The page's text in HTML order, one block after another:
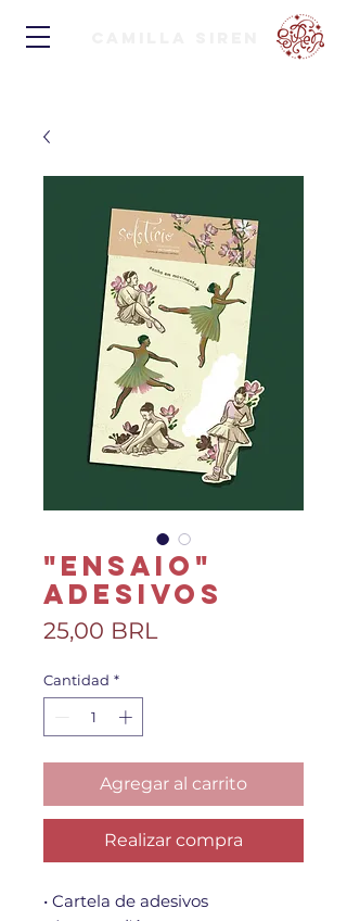
"Ensaio"
Adesivos
25,00 BRLPrecio
Cantidad *
Agregar al carrito
Realizar compra
• Cartela de adesivos